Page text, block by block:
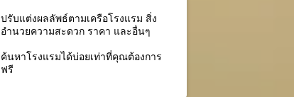
ปรับแต่งผลลัพธ์ตามเครือโรงแรม สิ่ง
อำนวยความสะดวก ราคา และอื่นๆ
ค้นหาโรงแรมได้บ่อยเท่าที่คุณต้องการ
ฟรี